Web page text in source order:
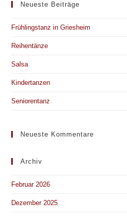
Neueste Beiträge
Frühlingstanz in Griesheim
Reihentänze
Salsa
Kindertanzen
Seniorentanz
Neueste Kommentare
Archiv
Februar 2026
Dezember 2025